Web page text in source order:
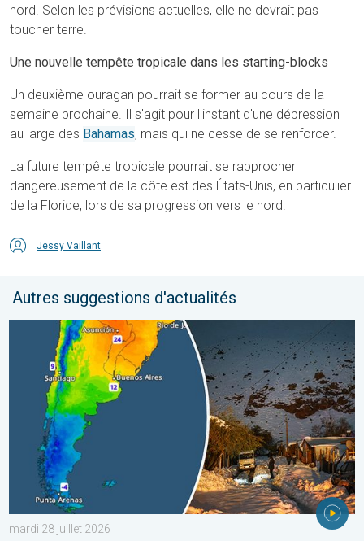
nord. Selon les prévisions actuelles, elle ne devrait pas
toucher terre.
Une nouvelle tempête tropicale dans les starting-blocks
Un deuxième ouragan pourrait se former au cours de la
semaine prochaine. Il s'agit pour l'instant d'une dépression
au large des Bahamas, mais qui ne cesse de se renforcer.
La future tempête tropicale pourrait se rapprocher
dangereusement de la côte est des États-Unis, en particulier
de la Floride, lors de sa progression vers le nord.
Jessy Vaillant
Autres suggestions d'actualités
L'hiver bat son plein en Amérique latine. Neige dans les
mardi 28 juillet 2026